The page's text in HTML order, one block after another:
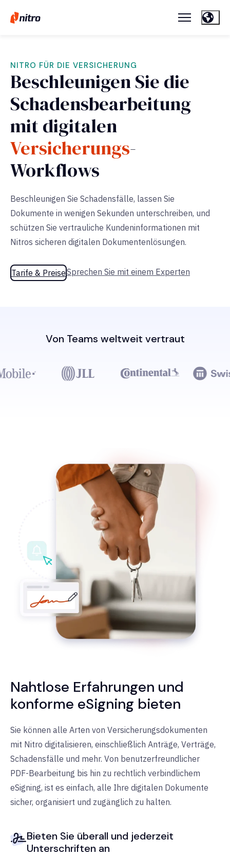
NITRO FÜR DIE VERSICHERUNG
Beschleunigen Sie die
Schadensbearbeitung
mit digitalen
Versicherungs-
Workflows
Beschleunigen Sie Schadensfälle, lassen Sie
Dokumente in wenigen Sekunden unterschreiben, und
schützen Sie vertrauliche Kundeninformationen mit
Nitros sicheren digitalen Dokumentenlösungen.
Tarife & PreiseSprechen Sie mit einem Experten
Von Teams weltweit vertraut
Nahtlose Erfahrungen und
konforme eSigning bieten
Sie können alle Arten von Versicherungsdokumenten
mit Nitro digitalisieren, einschließlich Anträge, Verträge,
Schadensfälle und mehr. Von benutzerfreundlicher
PDF-Bearbeitung bis hin zu rechtlich verbindlichem
eSigning, ist es einfach, alle Ihre digitalen Dokumente
sicher, organisiert und zugänglich zu halten.
Bieten Sie überall und jederzeit
Unterschriften an